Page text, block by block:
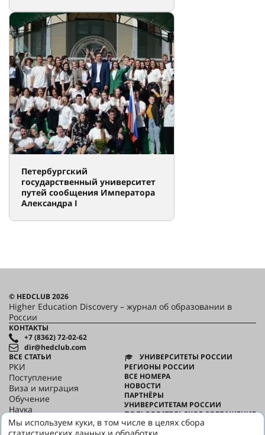
Петербургский
государственный университет
путей сообщения Императора
Александра I
© HEDCLUB 2026
Higher Education Discovery – журнал об образовании в
России
КОНТАКТЫ
+7 (8362) 72-02-62
dir@hedclub.com
ВСЕ СТАТЬИ
РКИ
Поступление
Виза и миграция
Обучение
Наука
HED_people
Русский дом
УНИВЕРСИТЕТЫ РОССИИ
РЕГИОНЫ РОССИИ
ВСЕ НОМЕРА
НОВОСТИ
ПАРТНЁРЫ
УНИВЕРСИТЕТАМ РОССИИ
ПОЛЬЗОВАТЕЛЬСКОЕ СОГЛАШЕНИЕ
КОНФИДЕНЦИАЛЬНОСТЬ
Мы используем куки, в том числе в целях сбора